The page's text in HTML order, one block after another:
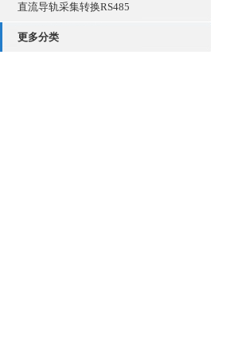
直流导轨采集转换RS485
更多分类